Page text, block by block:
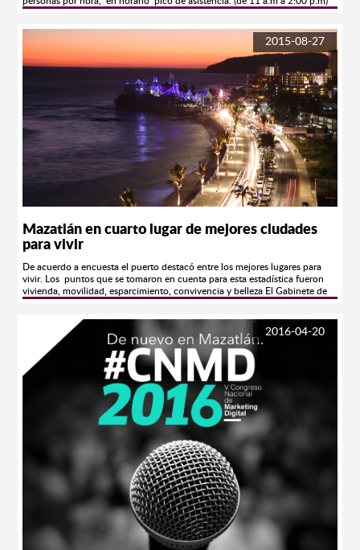
donde han llegado nuestros huéspedes, quienes disfrutan de cada una de
las exhibiciones como la de Lobos Marinos, Buceo, Aves Tropicales, y
Depredadores. Gómez Llanos Chavarín, Director de este Centro familiar,
adelantó que debido a la afluencia, se han aumentado de 5 a 6
exhibiciones diariamente, por lo que la exhibición de Lobos >Marinos,
sigue siendo de las preferidas por los turistas. Así mismo, informó sobre la
Pecera de Contacto, recientemente inaugurada, donde podrán tener
contacto directo con especies equinodermos, estrellas de mar, pepinos de
mar, erizos punta de lapíz, entre otras especies. Algo diferente para ofrecer.
Para finalizar, invitó para quienes aún no han visitado Acuario, lo hagan,
en horario de 9:30 a.m. a 5:00 p.m, los precios son Niños $85 y Adultos
$110, Adultos Mayores pagan la mitad presentando su credencial del
INSEN. Permanecemos abiertos de lunes a domingo. Visita nuestra
pagina.- www.acuariomazatlan.com
2015-08-27
Mazatlán en cuarto lugar de mejores ciudades
para vivir
De acuerdo a encuesta el puerto destacó entre los mejores lugares para
vivir. Los puntos que se tomaron en cuenta para esta estadística fueron
vivienda, movilidad, esparcimiento, convivencia y belleza El Gabinete de
de Vida (INCAV) que permite jerarquizar las mejores y las peores ciudades
para vivir en el país. Con esta encuesta se celebra la cuarta edición de “Las
ciudades más habitables de México” con el propósito de complementar
comparaciones sobre el crecimiento económico y social de los centros
urbanos del país. Para llevarlo a cabo, GCE realizó un total de 30 mil 400
encuestas a nivel nacional llevadas a cabo entre el 16 de junio y el 7 de
julio del 2015. Los puntos que se tomaron en cuenta para esta estadística
fueron los siguientes: oferta suficiente de vivienda, movilidad en la ciudad,
limpieza atmosférica,suficiencia de centros de esparcimento y diversión,
buen ambiente de convivencia ciudadana, museos y espacios históricos,
bellezas naturales, calidad de vida respecto al año pasado y calidad de vida
respecto al resto del país. Siendo así, los resultados son los siguientes…
Mérida se ubicó como la ciudad más habitable del país, al lograr una
calificación de 83.3 puntos sobre un máximo de 100 que le dieron sus
habitantes; en segundo puesto se encuentra Saltillo con 79.6 puntos,
Aguascalientes y Mazatlán con 78.8 puntos respectivamente y en quinto
lugar Colima, con 77.4 puntos. En cuanto a las peores ciudades para vivir
en México se encuentra en el puesto número 50 Tuxtla Gutiérrez con una
calificación de 61.4 puntos, seguido por Ecatepec de Morelos con 61
2016-04-20